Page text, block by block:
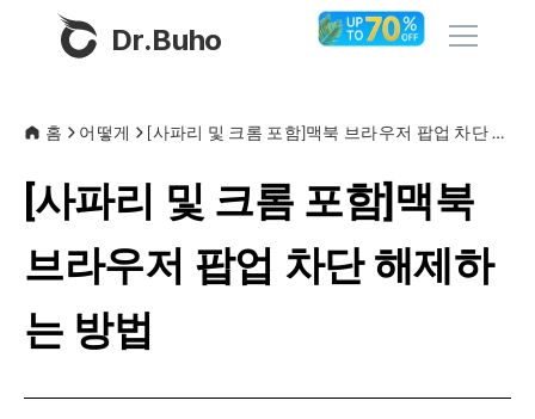
Dr.Buho
제품
BuhoCleaner
BuhoUnlocker
BuhoRepair
스토어
블로그
홈 어떻게 [사파리 및 크롬 포함]맥북 브라우저 팝업 차단 해제하는 방법
[사파리 및 크롬 포함]맥북
브라우저 팝업 차단 해제하
는 방법